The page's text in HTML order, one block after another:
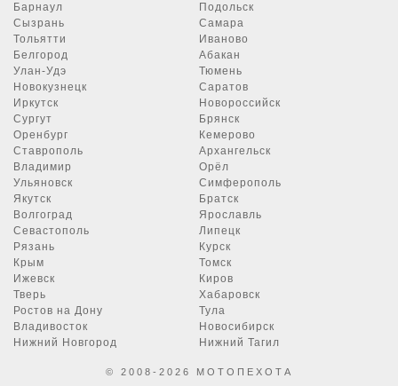
Барнаул
Подольск
Сызрань
Самара
Тольятти
Иваново
Белгород
Абакан
Улан-Удэ
Тюмень
Новокузнецк
Саратов
Иркутск
Новороссийск
Сургут
Брянск
Оренбург
Кемерово
Ставрополь
Архангельск
Владимир
Орёл
Ульяновск
Симферополь
Якутск
Братск
Волгоград
Ярославль
Севастополь
Липецк
Рязань
Курск
Крым
Томск
Ижевск
Киров
Тверь
Хабаровск
Ростов на Дону
Тула
Владивосток
Новосибирск
Нижний Новгород
Нижний Тагил
© 2008-2026 МОТОПЕХОТА